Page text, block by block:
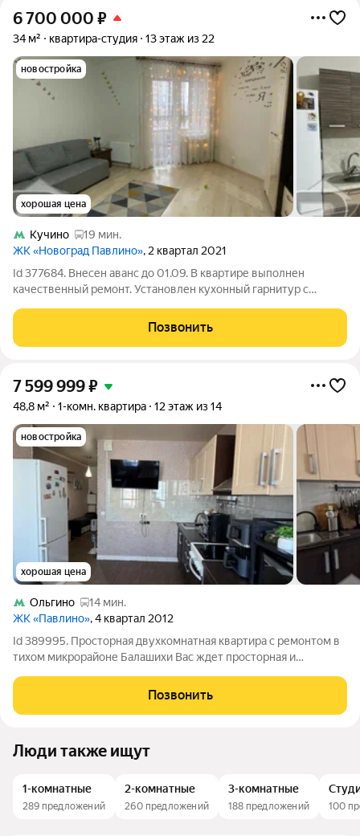
6 700 000 ₽
34 м² квартира-студия 13 этаж из 22
новостройка
хорошая цена
Кучино
19 мин.
ЖК «Новоград Павлино», 2 квартал 2021
Id 377684. Внесен аванс до 01.09. В квартире выполнен
качественный ремонт. Установлен кухонный гарнитур с
техникой. Современные детская и спортивная площадки,
огороженная площадка для игры в
Позвонить
7 599 999₽
48,8 м² 1-комн. квартира 12 этаж из 14
новостройка
хорошая цена
Ольгино
14 мин.
ЖК «Павлино», 4 квартал 2012
Id 389995. Просторная двухкомнатная квартира с ремонтом в
тихом микрорайоне Балашихи Вас ждет просторная и
площадью 48,8 кв. м на 12-м этаже 14-этажного кирпичного
дома. Высота потолков 2,7 метра,
Позвонить
Люди также ищут
1-комнатные
289 предложений
2-комнатные
260 предложений
3-комнатные
188 предложений 100